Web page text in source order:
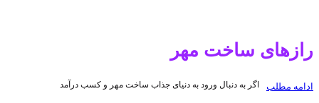
رازهای ساخت مهر
اگر به دنبال ورود به دنیای جذاب ساخت مهر و کسب درآمد ادامه مطلب